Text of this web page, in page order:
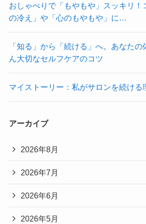
おしゃべりで「もやもや」スッキ
の冷え」や「心のもやもや」に…
「知る」から「続ける」へ。あなた
ん大切なセルフケアのコツ
マイストーリー：私がサロンを続ける
アーカイブ
2026年8月
2026年7月
2026年6月
2026年5月